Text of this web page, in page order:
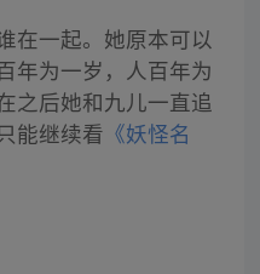
在一起。她原本可以
年为一岁，人百年为
之后她和九儿一直追
能继续看 《妖怪名